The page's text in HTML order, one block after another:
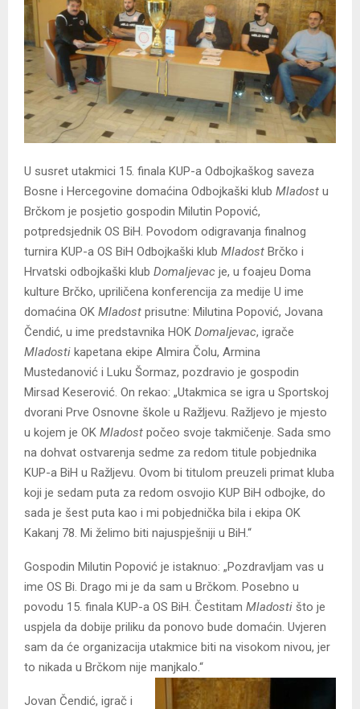
U susret utakmici 15. finala KUP-a Odbojkaškog saveza
Bosne i Hercegovine domaćina Odbojkaški klub Mladost u
Brčkom je posjetio gospodin Milutin Popović,
potpredsjednik OS BiH. Povodom odigravanja finalnog
turnira KUP-a OS BiH Odbojkaški klub Mladost Brčko i
Hrvatski odbojkaški klub Domaljevac je, u foajeu Doma
kulture Brčko, upriličena konferencija za medije U ime
domaćina OK Mladost prisutne: Milutina Popović, Jovana
Čendić, u ime predstavnika HOK Domaljevac, igrače
Mladosti kapetana ekipe Almira Čolu, Armina
Mustedanović i Luku Šormaz, pozdravio je gospodin
Mirsad Keserović. On rekao: „Utakmica se igra u Sportskoj
dvorani Prve Osnovne škole u Ražljevu. Ražljevo je mjesto
u kojem je OK Mladost počeo svoje takmičenje. Sada smo
na dohvat ostvarenja sedme za redom titule pobjednika
KUP-a BiH u Ražljevu. Ovom bi titulom preuzeli primat kluba
koji je sedam puta za redom osvojio KUP BiH odbojke, do
sada je šest puta kao i mi pobjednička bila i ekipa OK
Kakanj 78. Mi želimo biti najuspješniji u BiH.“
Gospodin Milutin Popović je istaknuo: „Pozdravljam vas u
ime OS Bi. Drago mi je da sam u Brčkom. Posebno u
povodu 15. finala KUP-a OS BiH. Čestitam Mladosti što je
uspjela da dobije priliku da ponovo bude domaćin. Uvjeren
sam da će organizacija utakmice biti na visokom nivou, jer
to nikada u Brčkom nije manjkalo.“
Jovan Čendić, igrač i